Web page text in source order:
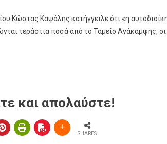
Κώστας Καψάλης κατήγγειλε ότι «η
τεράστια ποσά από το Ταμείο Ανάκαμψης,
και απολαύστε!
SHARES